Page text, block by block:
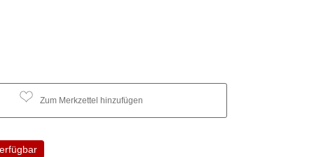
Zum Merkzettel hinzufügen